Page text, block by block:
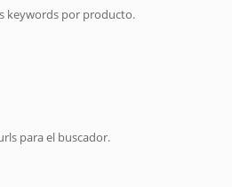
keywords por producto.
para el buscador.